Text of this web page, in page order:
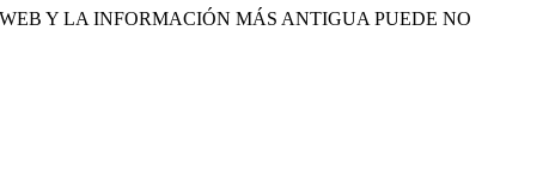
Y LA INFORMACIÓN MÁS ANTIGUA PUEDE NO